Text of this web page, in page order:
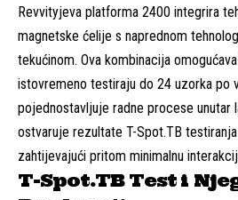
Revvityjeva platforma 2400 integrira
magnetske ćelije s naprednom
tekućinom. Ova kombinacija
istovremeno testiraju do 24 uzorka po
pojednostavljuje radne procese unutar
ostvaruje rezultate T-Spot.TB
zahtijevajući pritom minimalnu
T-Spot.TB Test i